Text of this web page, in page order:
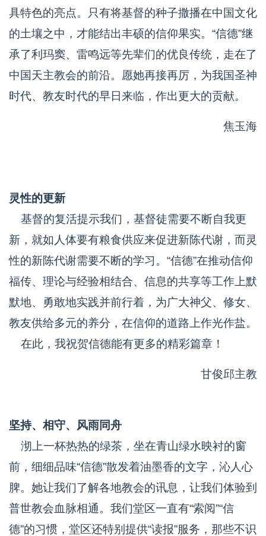
具特色的亮点。只有将基督的种子撒播在中国文化
的土壤之中，才能结出丰硕的信仰果实。“信德”继
承了利玛窦、雷鸣远等先辈们的优良传统，走在了
中国天主教会的前沿。愿她再接再厉，为我国圣神
时代、教友时代的早日来临，作出更大的贡献。
焦玉海
灵性的更新
基督的复活提示我们，基督徒需要不断自我更
新，就如人体要有粮食供应来促进新陈代谢，而灵
性的新陈代谢需要不断的学习。“信德”在推动信仰
福传、理论与经验相结合、信息的共享等工作上默
默地、勇敢地实践并前行着，为广大神父、修女、
教友供给多元的养分，在信仰的道路上作光作盐。
在此，我祝贺信德能有更多的精彩篇章！
甘俊邱主教
坚持、相守、风雨同舟
沏上一杯热热的绿茶，坐在青山绿水映衬的窗
前，细细品味“信德”散发着油墨香的文字，沁人心
脾。她让我们了解各地教会的讯息，让我们体验到
普世教会血脉相通。我们堂区一直有“索阅”“信
德”的习惯，堂区还特别提供“读报”服务，那些不识